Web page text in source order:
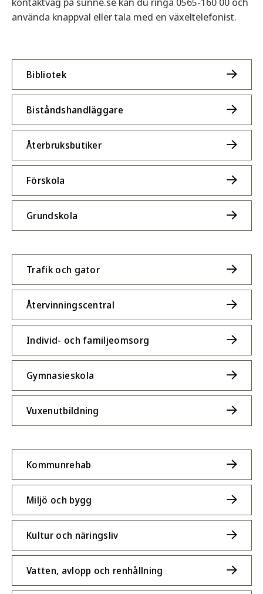
använda knappval eller tala med en växeltelefonist.
Bibliotek
Biståndshandläggare
Återbruksbutiker
Förskola
Grundskola
Trafik och gator
Återvinningscentral
Individ- och familjeomsorg
Gymnasieskola
Vuxenutbildning
Kommunrehab
Miljö och bygg
Kultur och näringsliv
Vatten, avlopp och renhållning